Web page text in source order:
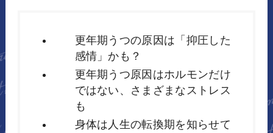
更年期うつの原因は「抑圧した
感情」かも？
更年期うつ原因はホルモンだけ
ではない、さまざまなストレス
も
身体は人生の転換期を知らせて